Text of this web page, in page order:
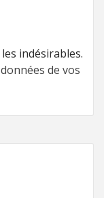
indésirables.
de vos